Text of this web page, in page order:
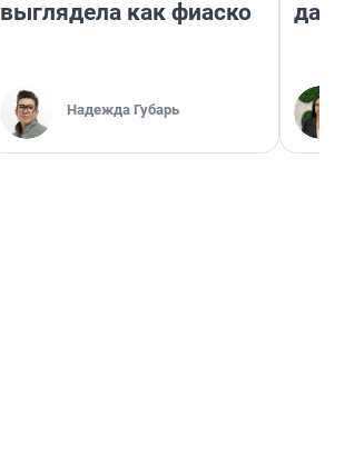
выглядела как фиаско
Надежда Губарь
даже